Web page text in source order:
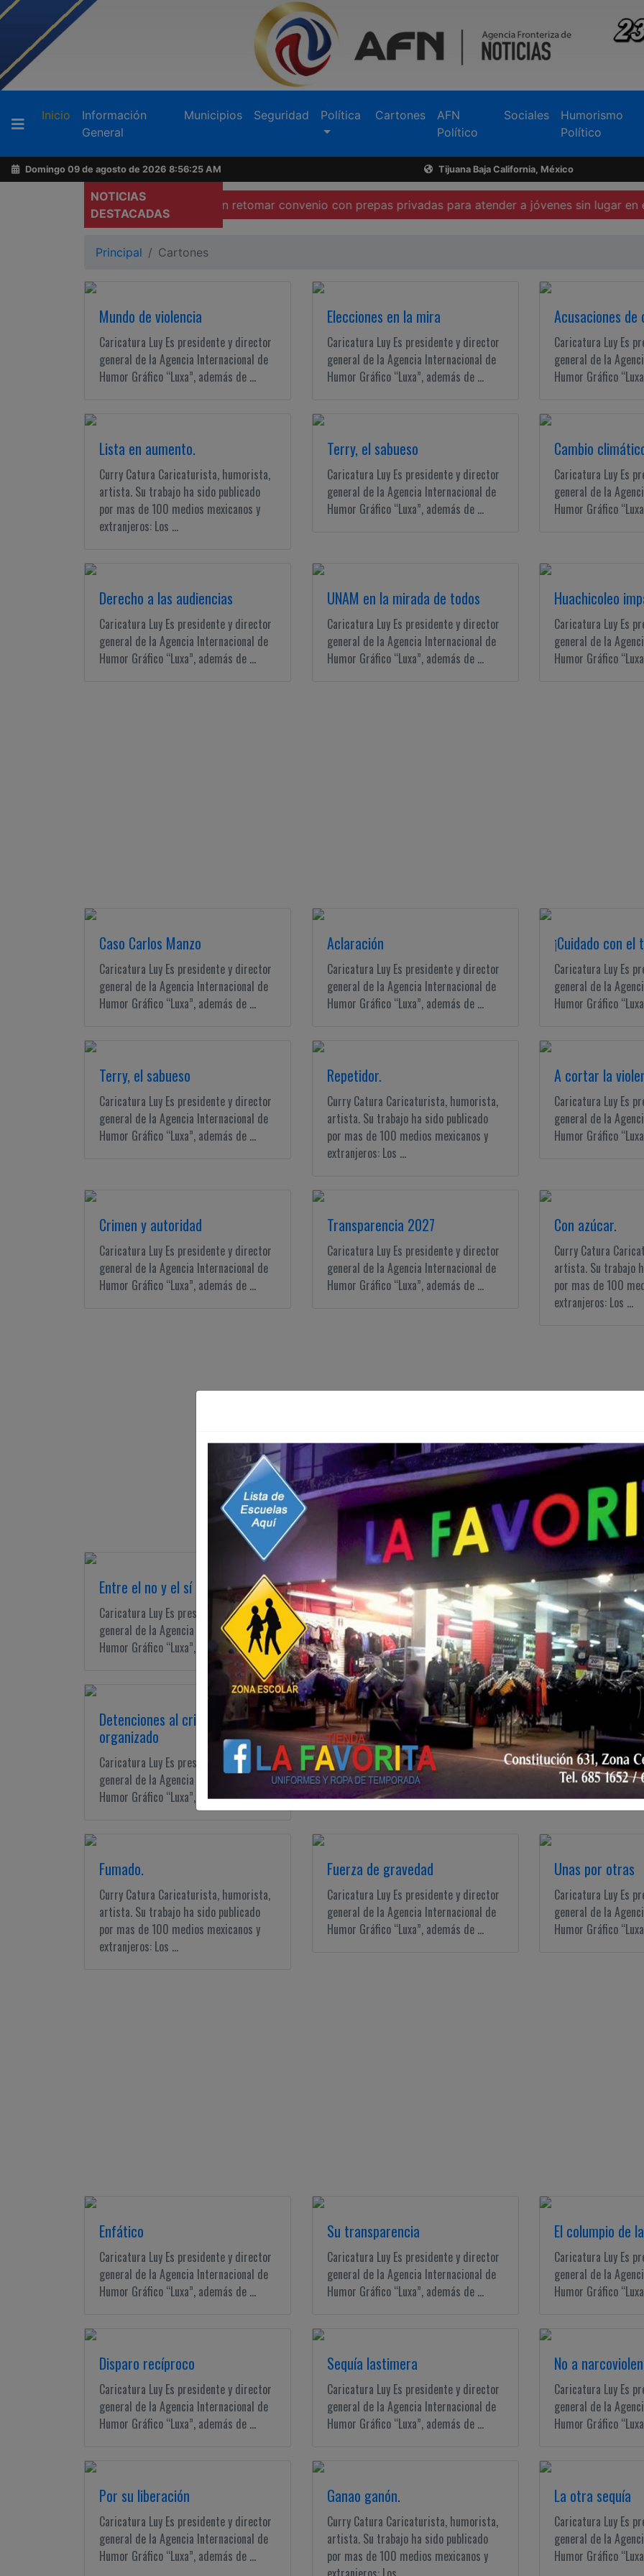
Inicio (current)
Información
General
Municipios Seguridad Política Cartones
AFN
Político
Sociales
Humorismo
Político
Domingo 09 de agosto de 2026 8:56:26 AM Tijuana Baja California, México
NOTICIAS
DESTACADAS
Plantean retomar convenio con prepas privadas para atender a jóvenes sin lugar en escuelas
Principal Cartones
Mundo de violencia
Caricatura Luy Es presidente y director
general de la Agencia Internacional de
Humor Gráfico “Luxa”, además de ...
Elecciones en la mira
Caricatura Luy Es presidente y director
general de la Agencia Internacional de
Humor Gráfico “Luxa”, además de ...
Acusaciones
Caricatura Luy Es
general de la
Humor Gráfico
Lista en aumento.
Curry Catura Caricaturista, humorista,
artista. Su trabajo ha sido publicado
por mas de 100 medios mexicanos y
extranjeros: Los ...
Terry, el sabueso
Caricatura Luy Es presidente y director
general de la Agencia Internacional de
Humor Gráfico “Luxa”, además de ...
Cambio
Caricatura Luy Es
general de la
Humor Gráfico
Derecho a las audiencias
Caricatura Luy Es presidente y director
general de la Agencia Internacional de
Humor Gráfico “Luxa”, además de ...
UNAM en la mirada de todos
Caricatura Luy Es presidente y director
general de la Agencia Internacional de
Humor Gráfico “Luxa”, además de ...
Huachicoleo
Caricatura Luy Es
general de la
Humor Gráfico
Caso Carlos Manzo
Caricatura Luy Es presidente y director
general de la Agencia Internacional de
Humor Gráfico “Luxa”, además de ...
Aclaración
Caricatura Luy Es presidente y director
general de la Agencia Internacional de
Humor Gráfico “Luxa”, además de ...
¡Cuidado con el
Caricatura Luy Es
general de la
Humor Gráfico
Terry, el sabueso
Caricatura Luy Es presidente y director
general de la Agencia Internacional de
Humor Gráfico “Luxa”, además de ...
Repetidor.
Curry Catura Caricaturista, humorista,
artista. Su trabajo ha sido publicado
por mas de 100 medios mexicanos y
extranjeros: Los ...
A cortar la
Caricatura Luy Es
general de la
Humor Gráfico
Crimen y autoridad
Caricatura Luy Es presidente y director
general de la Agencia Internacional de
Humor Gráfico “Luxa”, además de ...
Transparencia 2027
Caricatura Luy Es presidente y director
general de la Agencia Internacional de
Humor Gráfico “Luxa”, además de ...
Con azúcar.
Curry Catura
artista. Su trabajo
por mas de 100
extranjeros: Los ...
Entre el no y el sí
Caricatura Luy Es presidente y director
general de la Agencia Internacional de
Humor Gráfico “Luxa”, además de ...
Derechos de las audiencias
Caricatura Luy Es presidente y director
general de la Agencia Internacional de
Humor Gráfico “Luxa”, además de ...
Clap, clap, clap...
Caricatura Luy Es
general de la
Humor Gráfico
Detenciones al crimen
organizado
Caricatura Luy Es presidente y director
general de la Agencia Internacional de
Humor Gráfico “Luxa”, además de ...
¿A revisión?
Caricatura Luy Es presidente y director
general de la Agencia Internacional de
Humor Gráfico “Luxa”, además de ...
¡Tanta, tanta
Caricatura Luy Es
general de la
Humor Gráfico
Fumado.
Curry Catura Caricaturista, humorista,
artista. Su trabajo ha sido publicado
por mas de 100 medios mexicanos y
extranjeros: Los ...
Fuerza de gravedad
Caricatura Luy Es presidente y director
general de la Agencia Internacional de
Humor Gráfico “Luxa”, además de ...
Unas por otras
Caricatura Luy Es
general de la
Humor Gráfico
Enfático
Caricatura Luy Es presidente y director
general de la Agencia Internacional de
Humor Gráfico “Luxa”, además de ...
Su transparencia
Caricatura Luy Es presidente y director
general de la Agencia Internacional de
Humor Gráfico “Luxa”, además de ...
El columpio de
Caricatura Luy Es
general de la
Humor Gráfico
Disparo recíproco
Caricatura Luy Es presidente y director
general de la Agencia Internacional de
Humor Gráfico “Luxa”, además de ...
Sequía lastimera
Caricatura Luy Es presidente y director
general de la Agencia Internacional de
Humor Gráfico “Luxa”, además de ...
No a
Caricatura Luy Es
general de la
Humor Gráfico
Por su liberación
Caricatura Luy Es presidente y director
general de la Agencia Internacional de
Humor Gráfico “Luxa”, además de ...
Ganao ganón.
Curry Catura Caricaturista, humorista,
artista. Su trabajo ha sido publicado
por mas de 100 medios mexicanos y
La otra sequía
Caricatura Luy Es
general de la
Humor Gráfico
Buscador
Acerca
de